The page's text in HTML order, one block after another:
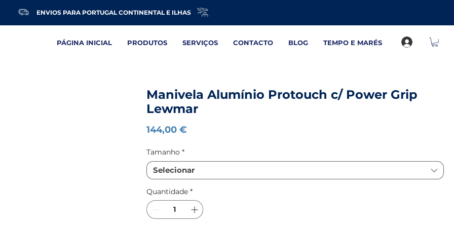
ENVIOS PARA PORTUGAL CONTINENTAL E ILHAS
PÁGINA INICIAL PRODUTOS SERVIÇOS CONTACTO BLOG TEMPO E MARÉS
Manivela Alumínio Protouch c/ Power Grip
Lewmar
144,00 €
Tamanho *
Selecionar
Quantidade *